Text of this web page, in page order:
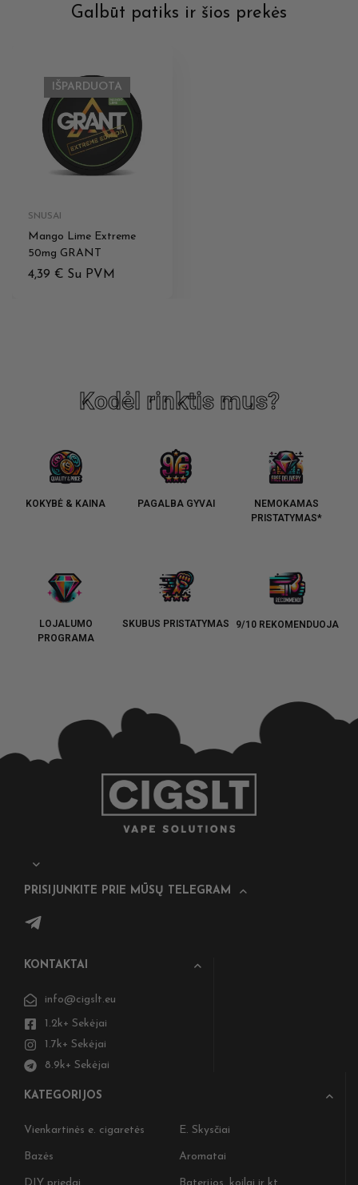
Galbūt patiks ir šios prekės
IŠPARDUOTA
SNUSAI
Mango Lime Extreme
50mg GRANT
4,39 € Su PVM
Kodėl rinktis mus?
KOKYBĖ & KAINA PAGALBA GYVAI
NEMOKAMAS
PRISTATYMAS*
LOJALUMO
PROGRAMA
SKUBUS PRISTATYMAS 9/10 REKOMENDUOJA
PRISIJUNKITE PRIE MŪSŲ TELEGRAM
KONTAKTAI
info@cigslt.eu
1.2k+ Sekėjai
1.7k+ Sekėjai
8.9k+ Sekėjai
KATEGORIJOS
Vienkartinės e. cigaretės E. Skysčiai
Bazės Aromatai